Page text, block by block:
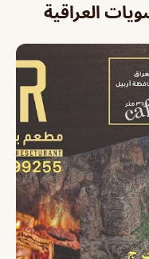
العراقية